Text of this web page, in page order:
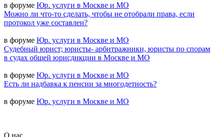
в форуме Юр. услуги в Москве и МО
Можно ли что-то сделать, чтобы не отобрали права, если
протокол уже составлен?
в форуме Юр. услуги в Москве и МО
Судебный юрист; юристы- арбитражники, юристы по спорам
в судах общей юрисдикции в Москве и МО
в форуме Юр. услуги в Москве и МО
Есть ли надбавка к пенсии за многодетность?
в форуме Юр. услуги в Москве и МО
О нас